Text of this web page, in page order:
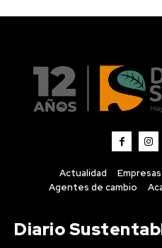
Actualidad Empresas
Agentes de cambio
Diario